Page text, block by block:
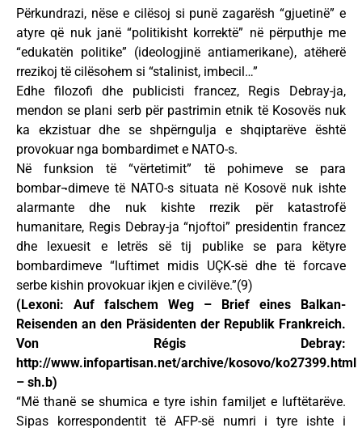
Përkundrazi, nëse e cilësoj si punë zagarësh “gjuetinë” e
atyre që nuk janë “politikisht korrektë” në përputhje me
“edukatën politike” (ideologjinë antiamerikane), atëherë
rrezikoj të cilësohem si “stalinist, imbecil…”
Edhe filozofi dhe publicisti francez, Regis Debray-ja,
mendon se plani serb për pastrimin etnik të Kosovës nuk
ka ekzistuar dhe se shpërngulja e shqiptarëve është
provokuar nga bombardimet e NATO-s.
Në funksion të “vërtetimit” të pohimeve se para
bombar¬dimeve të NATO-s situata në Kosovë nuk ishte
alarmante dhe nuk kishte rrezik për katastrofë
humanitare, Regis Debray-ja “njoftoi” presidentin francez
dhe lexuesit e letrës së tij publike se para këtyre
bombardimeve “luftimet midis UÇK-së dhe të forcave
serbe kishin provokuar ikjen e civilëve.”(9)
(Lexoni: Auf falschem Weg – Brief eines Balkan-
Reisenden an den Präsidenten der Republik Frankreich.
Von Régis Debray:
http://www.infopartisan.net/archive/kosovo/ko27399.html
– sh.b)
“Më thanë se shumica e tyre ishin familjet e luftëtarëve.
Sipas korrespondentit të AFP-së numri i tyre ishte i